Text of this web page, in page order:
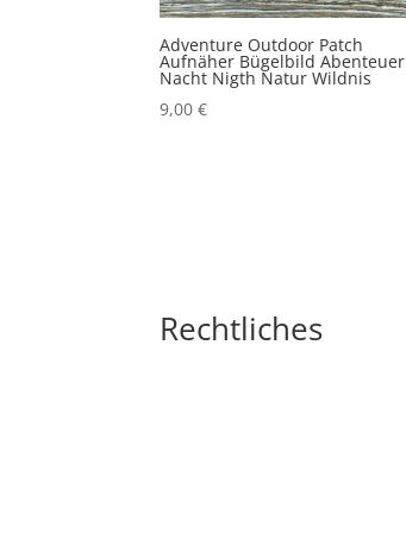
Adventure Outdoor Patch
Aufnäher Bügelbild Abenteuer
Nacht Nigth Natur Wildnis
9,00€
Rechtliches